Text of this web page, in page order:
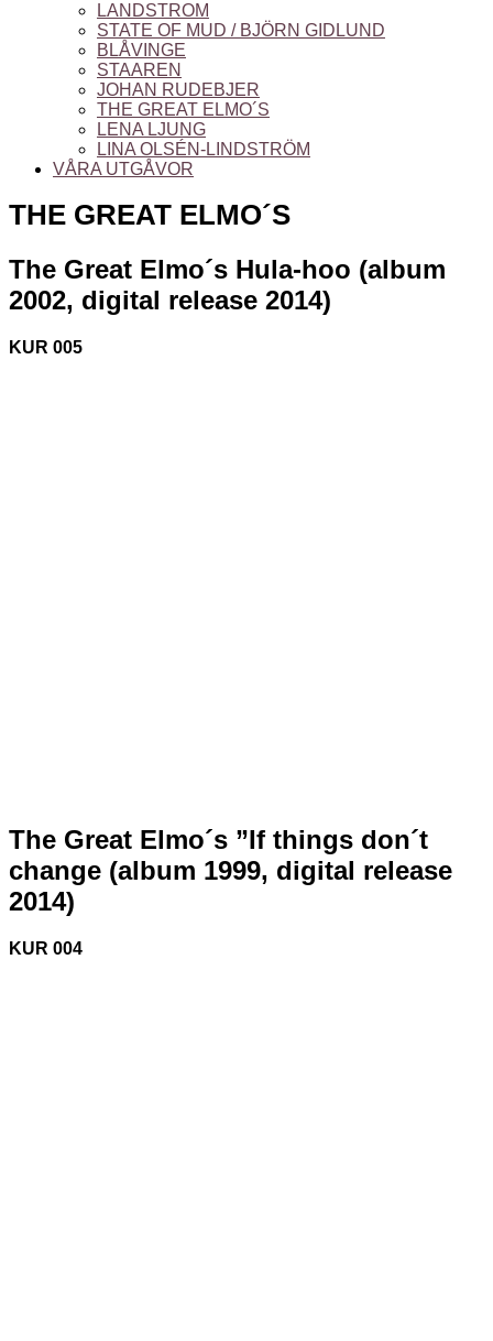
LANDSTROM
STATE OF MUD / BJÖRN GIDLUND
BLÅVINGE
STAAREN
JOHAN RUDEBJER
THE GREAT ELMO´S
LENA LJUNG
LINA OLSÉN-LINDSTRÖM
VÅRA UTGÅVOR
THE GREAT ELMO´S
The Great Elmo´s Hula-hoo (album
2002, digital release 2014)
KUR 005
The Great Elmo´s ”If things don´t
change (album 1999, digital release
2014)
KUR 004